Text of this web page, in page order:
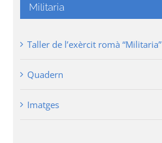
Militaria
Taller de l’exèrcit romà “Militaria”
Quadern
Imatges